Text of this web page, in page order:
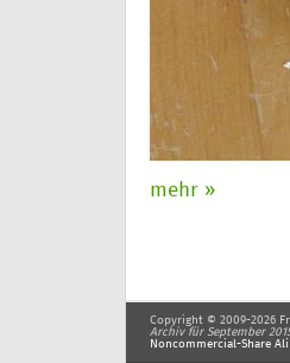
mehr »
Copyright © 2009-2026
Archiv für September
Noncommercial-Share